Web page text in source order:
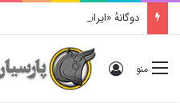
دوگانهٔ «ایرانی و اَنیرانی»:
منو ورود